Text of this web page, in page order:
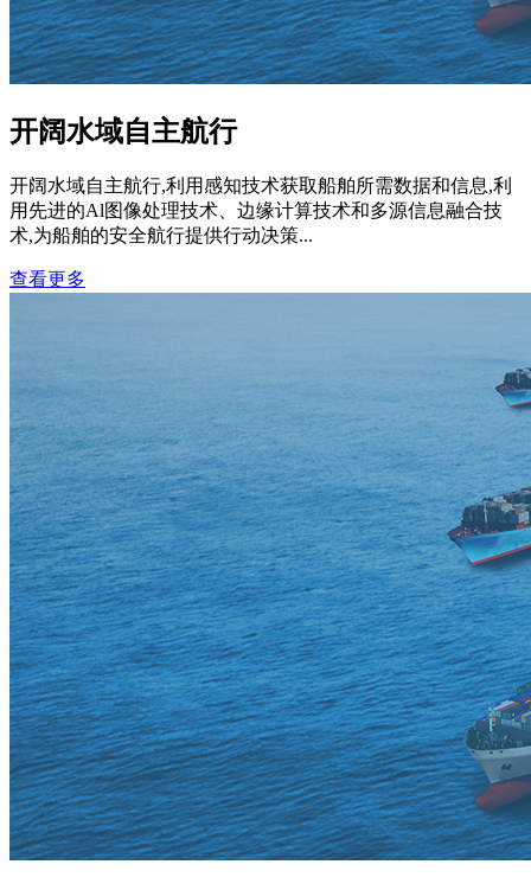
开阔水域自主航行
开阔水域自主航行,利用感知技术获取船舶所需数据和信息,利
用先进的Al图像处理技术、边缘计算技术和多源信息融合技
术,为船舶的安全航行提供行动决策...
查看更多